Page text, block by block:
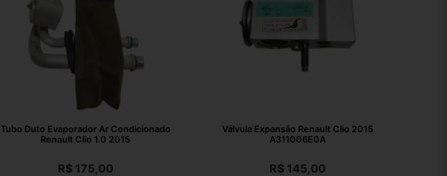
Tubo Duto Evaporador Ar Condicionado
Renault Clio 1.0 2015
R$175,00
Válvula Expansão Renault Clio 2015
A311006E0A
R$ 145,00